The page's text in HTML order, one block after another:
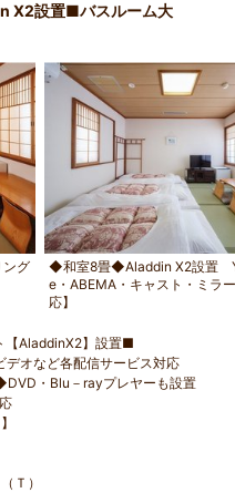
X2設置■バスルーム大
グ
◆和室8畳◆Aladdin X2設置
e・ABEMA・キャスト・ミラ
応】
【AladdinX2】設置■
オなど各配信サービス対応
・Blu－rayプレヤーも設置
Ｔ）